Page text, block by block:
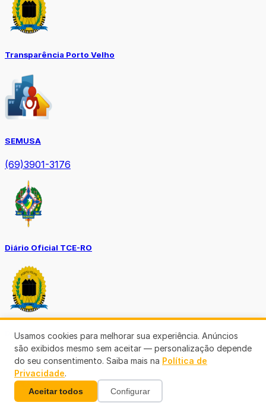
Transparência Porto Velho
SEMUSA
(69)3901-3176
Diário Oficial TCE-RO
Diário Prefeitura de Porto Velho
Usamos cookies para melhorar sua experiência. Anúncios
são exibidos mesmo sem aceitar — personalização depende
do seu consentimento. Saiba mais na Política de
Privacidade.
Aceitar todos Configurar